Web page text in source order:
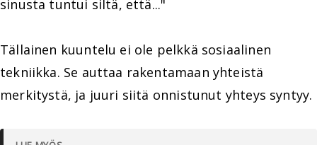
sinusta tuntui siltä, että..."
Tällainen kuuntelu ei ole pelkkä sosiaalinen
tekniikka. Se auttaa rakentamaan yhteistä
merkitystä, ja juuri siitä onnistunut yhteys syntyy.